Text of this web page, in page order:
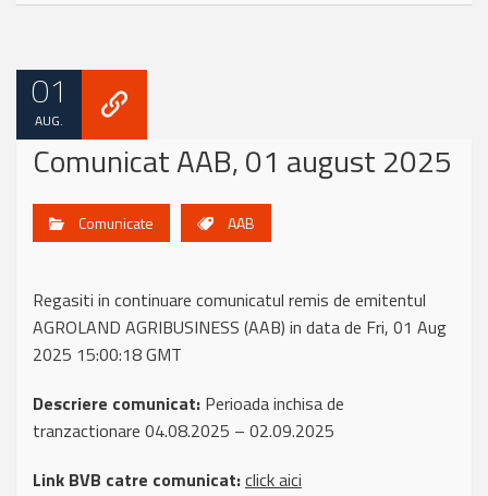
01
AUG.
Comunicat AAB, 01 august 2025
Comunicate AAB
Regasiti in continuare comunicatul remis de emitentul
AGROLAND AGRIBUSINESS (AAB) in data de Fri, 01 Aug
2025 15:00:18 GMT
Descriere comunicat: Perioada inchisa de
tranzactionare 04.08.2025 – 02.09.2025
Link BVB catre comunicat:click aici